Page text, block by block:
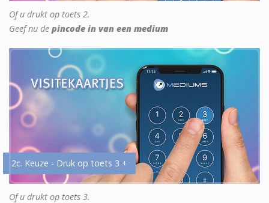
Of u drukt op toets 2.
Geef nu de pincode in van een medium
2c. Keuze - Druk op toets 3 +
Of u drukt op toets 3.